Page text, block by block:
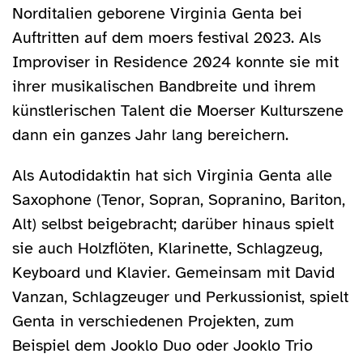
Norditalien geborene Virginia Genta bei
Auftritten auf dem moers festival 2023. Als
Improviser in Residence 2024 konnte sie mit
ihrer musikalischen Bandbreite und ihrem
künstlerischen Talent die Moerser Kulturszene
dann ein ganzes Jahr lang bereichern.
Als Autodidaktin hat sich Virginia Genta alle
Saxophone (Tenor, Sopran, Sopranino, Bariton,
Alt) selbst beigebracht; darüber hinaus spielt
sie auch Holzflöten, Klarinette, Schlagzeug,
Keyboard und Klavier. Gemeinsam mit David
Vanzan, Schlagzeuger und Perkussionist, spielt
Genta in verschiedenen Projekten, zum
Beispiel dem Jooklo Duo oder Jooklo Trio